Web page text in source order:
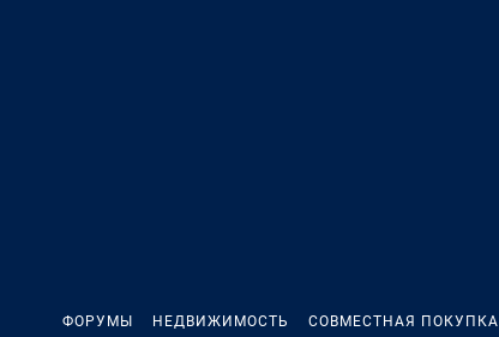
ФОРУМЫ НЕДВИЖИМОСТЬ СОВМЕСТНАЯ ПОКУПКА